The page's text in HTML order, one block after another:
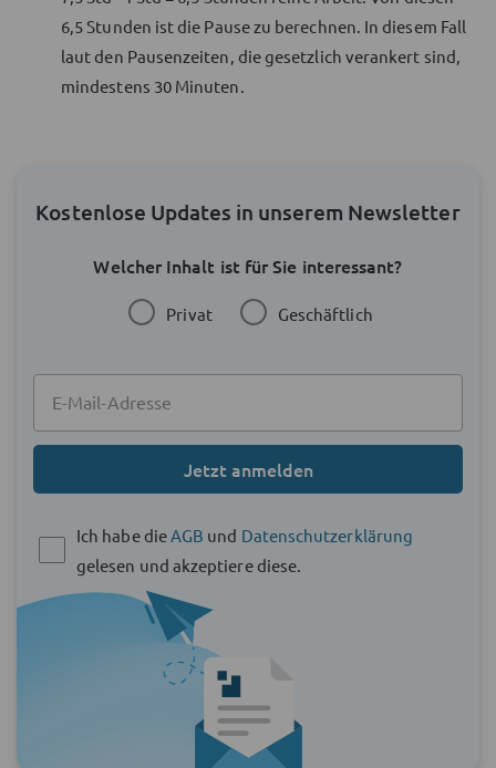
6,5 Stunden ist die Pause zu berechnen. In diesem Fall
laut den Pausenzeiten, die gesetzlich verankert sind,
mindestens 30 Minuten.
Kostenlose Updates in unserem Newsletter
Welcher Inhalt ist für Sie interessant?
Privat Geschäftlich
Jetzt anmelden
Ich habe die AGB und Datenschutzerklärung
gelesen und akzeptiere diese.